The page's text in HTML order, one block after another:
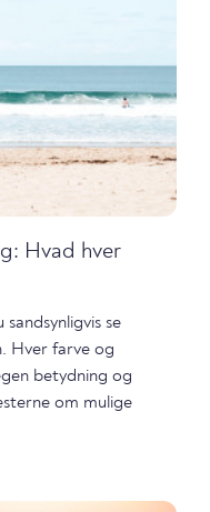
Hvad hver
se
Hver farve og
betydning og
om mulige